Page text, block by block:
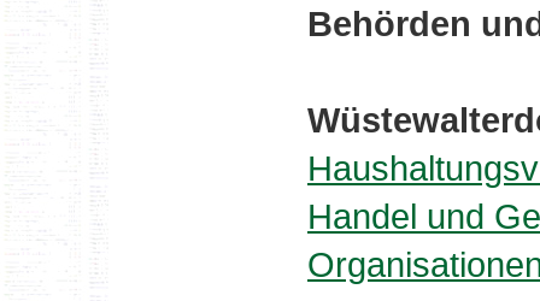
Behörden
Handel und